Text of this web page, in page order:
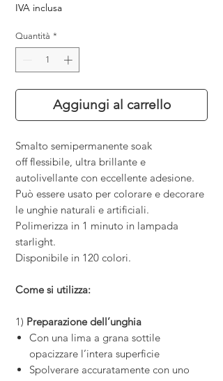
IVA inclusa
Quantità *
Aggiungi al carrello
Smalto semipermanente soak
off flessibile, ultra brillante e
autolivellante con eccellente adesione.
Può essere usato per colorare e decorare
le unghie naturali e artificiali.
Polimerizza in 1 minuto in lampada
starlight.
Disponibile in 120 colori.
Come si utilizza:
1) Preparazione dell’unghia
Con una lima a grana sottile
opacizzare l’intera superficie
Spolverare accuratamente con uno